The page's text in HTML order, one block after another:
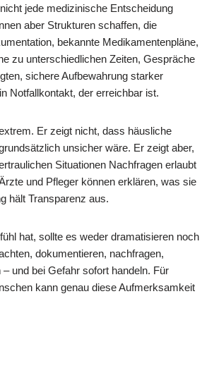
jede medizinische Entscheidung
aber Strukturen schaffen, die
bekannte Medikamentenpläne,
zu unterschiedlichen Zeiten, Gespräche
sichere Aufbewahrung starker
Notfallkontakt, der erreichbar ist.
Er zeigt nicht, dass häusliche
unsicher wäre. Er zeigt aber,
Situationen Nachfragen erlaubt
und Pfleger können erklären, was sie
hält Transparenz aus.
hat, sollte es weder dramatisieren noch
dokumentieren, nachfragen,
und bei Gefahr sofort handeln. Für
kann genau diese Aufmerksamkeit